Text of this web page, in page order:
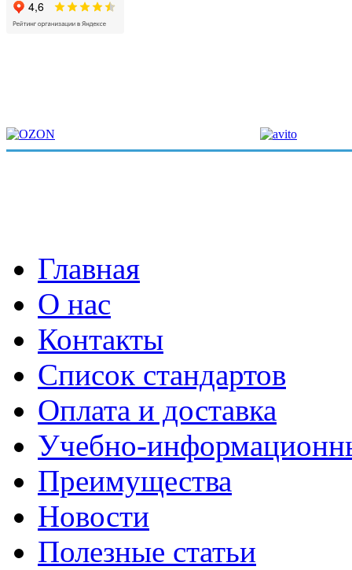
Главная
О нас
Контакты
Список стандартов
Оплата и доставка
Учебно-
Преимущества
Новости
Полезные статьи